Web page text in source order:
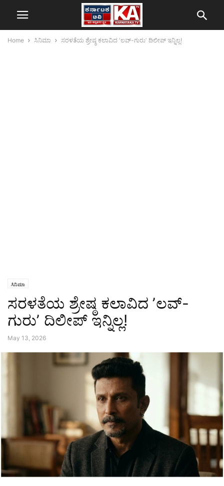
Home ಸಿನಿಮಾ ಸರಳತೆಯ ಶ್ರೇಷ್ಠ ಕಲಾವಿದ ʼಲವ್‌-ಗುರುʼ ದಿಲೀಪ್‌ ಇನ್ನಿಲ್ಲ!
ಸಿನಿಮಾ
ಸರಳತೆಯ ಶ್ರೇಷ್ಠ ಕಲಾವಿದ ʼಲವ್‌-
ಗುರುʼ ದಿಲೀಪ್‌ ಇನ್ನಿಲ್ಲ!
May 13, 2026